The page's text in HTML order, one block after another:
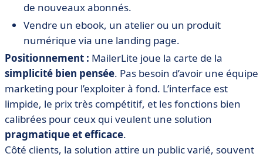
de nouveaux abonnés.
Vendre un ebook, un atelier ou un produit
numérique via une landing page.
Positionnement : MailerLite joue la carte de la
simplicité bien pensée. Pas besoin d’avoir une équipe
marketing pour l’exploiter à fond. L’interface est
limpide, le prix très compétitif, et les fonctions bien
calibrées pour ceux qui veulent une solution
pragmatique et efficace.
Côté clients, la solution attire un public varié, souvent